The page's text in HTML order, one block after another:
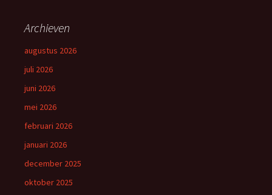
Archieven
augustus 2026
juli 2026
juni 2026
mei 2026
februari 2026
januari 2026
december 2025
oktober 2025